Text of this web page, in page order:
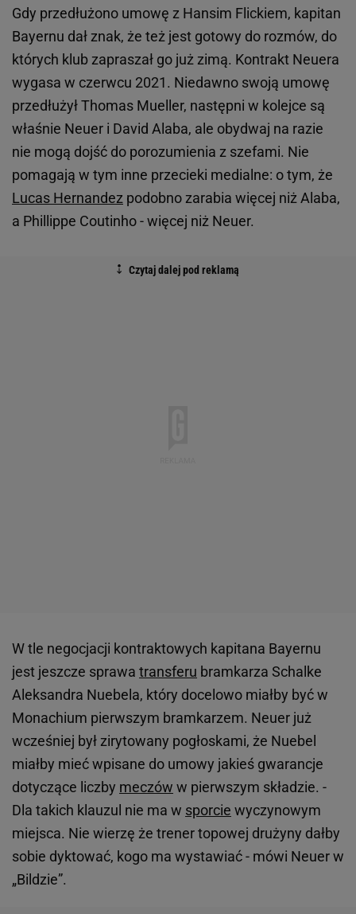
Gdy przedłużono umowę z Hansim Flickiem, kapitan
Bayernu dał znak, że też jest gotowy do rozmów, do
których klub zapraszał go już zimą. Kontrakt Neuera
wygasa w czerwcu 2021. Niedawno swoją umowę
przedłużył Thomas Mueller, następni w kolejce są
właśnie Neuer i David Alaba, ale obydwaj na razie
nie mogą dojść do porozumienia z szefami. Nie
pomagają w tym inne przecieki medialne: o tym, że
Lucas Hernandez podobno zarabia więcej niż Alaba,
a Phillippe Coutinho - więcej niż Neuer.
W tle negocjacji kontraktowych kapitana Bayernu
jest jeszcze sprawa transferu bramkarza Schalke
Aleksandra Nuebela, który docelowo miałby być w
Monachium pierwszym bramkarzem. Neuer już
wcześniej był zirytowany pogłoskami, że Nuebel
miałby mieć wpisane do umowy jakieś gwarancje
dotyczące liczby meczów w pierwszym składzie. -
Dla takich klauzul nie ma w sporcie wyczynowym
miejsca. Nie wierzę że trener topowej drużyny dałby
sobie dyktować, kogo ma wystawiać - mówi Neuer w
„Bildzie”.